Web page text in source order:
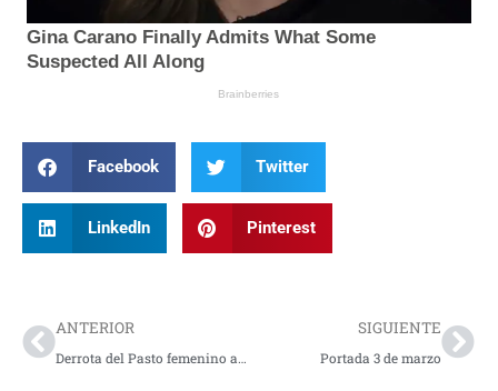
Facebook Twitter
LinkedIn Pinterest
ANTERIOR
Derrota del Pasto femenino ante Nacional en el Libertad
SIGUIENTE
Portada 3 de marzo